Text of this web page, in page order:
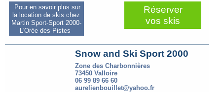
Pour en savoir plus sur
la location de skis chez
Martin Sport-Sport 2000-
L'Orée des Pistes
Réserver
vos skis
Snow and Ski Sport 2000
Zone des Charbonnières
73450 Valloire
06 99 89 66 60
aurelienbouillet@yahoo.fr